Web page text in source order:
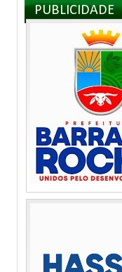
PUBLICIDADE